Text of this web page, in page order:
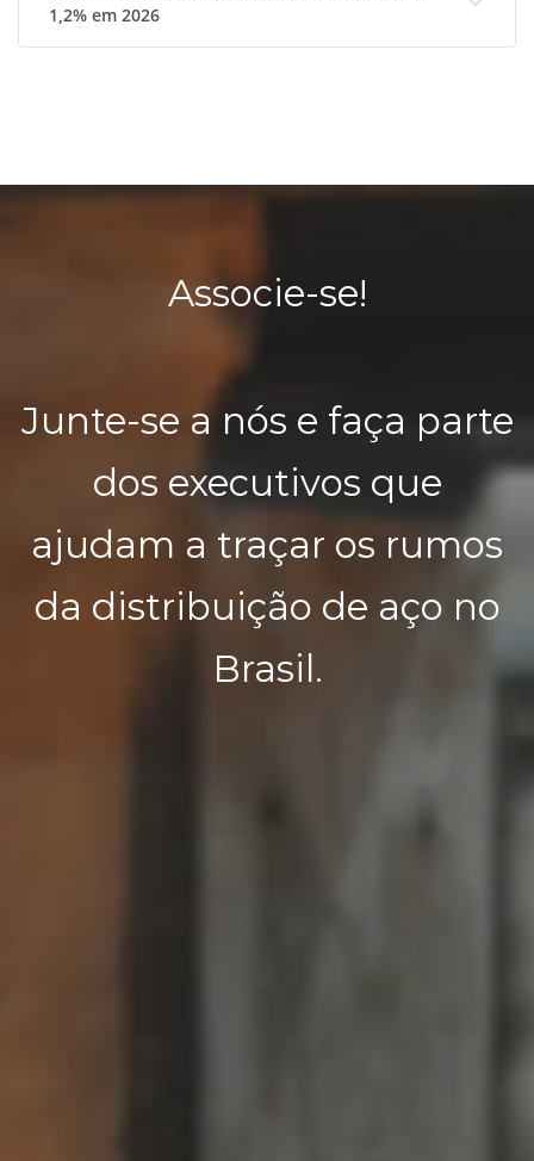
1,2% em 2026
Associe-se!
Junte-se a nós e faça parte
dos executivos que
ajudam a traçar os rumos
da distribuição de aço no
Brasil.